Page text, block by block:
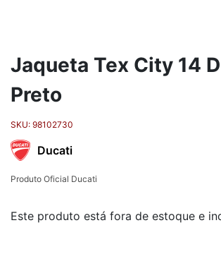
Jaqueta Tex City 14
Preto
SKU: 98102730
Ducati
Produto Oficial Ducati
Este produto está fora de estoque e